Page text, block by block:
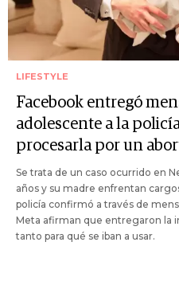
LIFESTYLE
Facebook entregó
adolescente a la
procesarla por un
Se trata de un caso ocurrido en
años y su madre enfrentan
policía confirmó a través de
Meta afirman que entregaron la
tanto para qué se iban a usar.